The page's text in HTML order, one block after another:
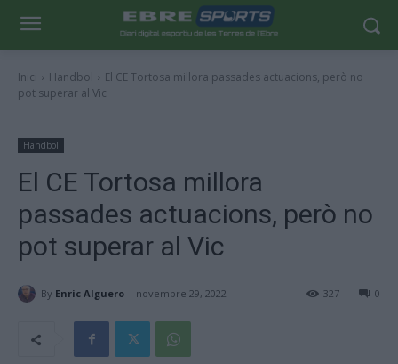
Inici Handbol
El CE Tortosa millora passades actuacions, però no
pot superar al Vic
Handbol
El CE Tortosa millora
passades actuacions, però no
pot superar al Vic
By Enric Alguero novembre 29, 2022 0
327